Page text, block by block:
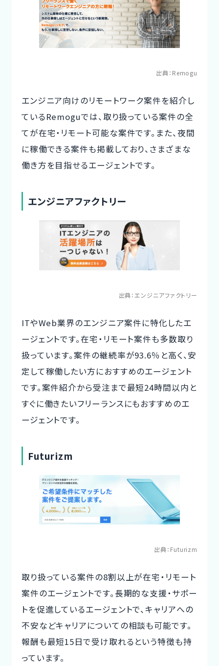
出典： Remogu
エンジニア向けのリモートワーク案件を紹介し
ているRemoguでは、取り扱っている案件の全
てが在宅・リモート可能な案件です。また、夜間
に稼働できる案件も掲載しており、さまざまな
働き方を目指せるエージェントです。
エンジニアファクトリー
出典：エンジニアファクトリー
ITやWeb業界のエンジニア案件に特化したエ
ージェントです。在宅・リモート案件も多数取り
扱っています。案件の継続率が93.6％と高く、安
定して稼働したい方におすすめのエージェント
です。案件紹介から受注まで最短24時間以内と
すぐに働きたいフリーランスにもおすすめのエ
ージェントです。
Futurizm
出典： Futurizm
取り扱っている案件の8割以上が在宅・リモート
案件のエージェントです。長期的な支援・サポー
トを促進しているエージェントで、キャリアへの
不安などキャリアについての相談も可能です。
報酬も最短15日で受け取れるという特徴も持
っています。